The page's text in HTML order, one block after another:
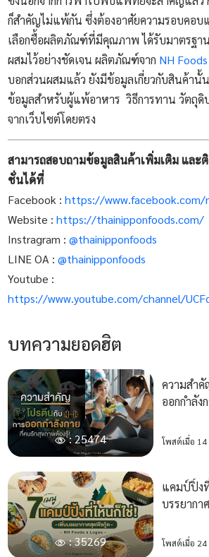
ก็สำคัญไม่แพ้กัน ซึ่งต้องอาศัยความรอบคอบแ
เลือกซื้อผลิตภัณฑ์ที่มีคุณภาพ ได้รับมาตรฐา
ผสมไว้อย่างชัดเจน ผลิตภัณฑ์จาก NH Foods
บอกส่วนผสมแล้ว ยังมีข้อมูลเกี่ยวกับสินค้านั้
ข้อมูลสำหรับผู้แพ้อาหาร วิธีการทาน วัตถุดิ
จากเว็บไซต์โดยตรง
สามารถสอบถามข้อมูลสินค้าเพิ่มเติม และ
ชั่นได้ที่
Facebook : https://www.facebook.com/
Website : https://thainipponfoods.com/
Instragram : @thainipponfoods
LINE OA : @thainipponfoods
Youtube :
https://www.youtube.com/channel/
บทความยอดฮิต
: 25474
ความสำ
ออกกำลั
โพสต์เมื่อ
: 35269
แคมป์ปิ้ง
บรรยากา
โพสต์เมื่อ